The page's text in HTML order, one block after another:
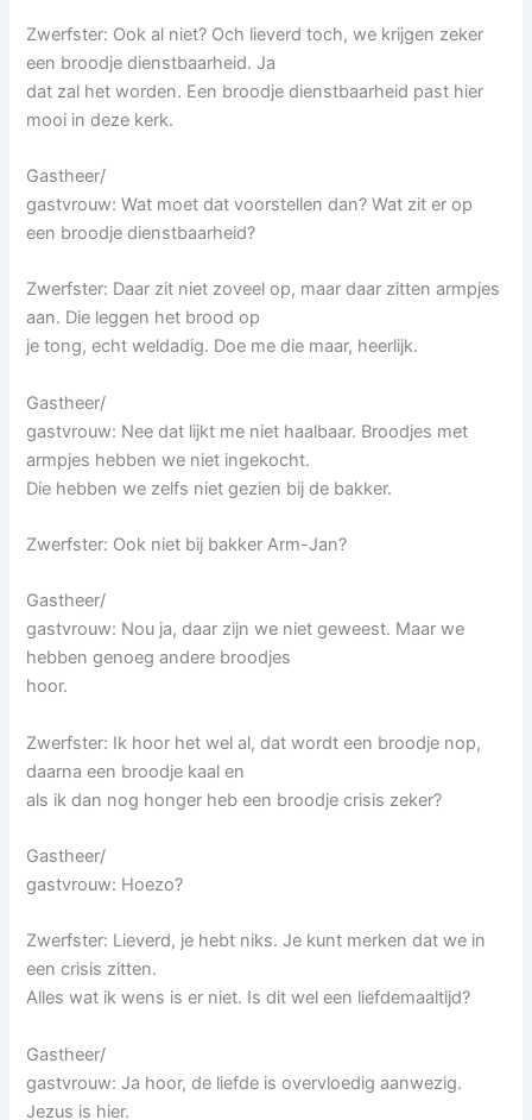
Zwerfster: Ook al niet? Och lieverd toch, we krijgen zeker
een broodje dienstbaarheid. Ja
dat zal het worden. Een broodje dienstbaarheid past hier
mooi in deze kerk.
Gastheer/
gastvrouw: Wat moet dat voorstellen dan? Wat zit er op
een broodje dienstbaarheid?
Zwerfster: Daar zit niet zoveel op, maar daar zitten armpjes
aan. Die leggen het brood op
je tong, echt weldadig. Doe me die maar, heerlijk.
Gastheer/
gastvrouw: Nee dat lijkt me niet haalbaar. Broodjes met
armpjes hebben we niet ingekocht.
Die hebben we zelfs niet gezien bij de bakker.
Zwerfster: Ook niet bij bakker Arm-Jan?
Gastheer/
gastvrouw: Nou ja, daar zijn we niet geweest. Maar we
hebben genoeg andere broodjes
hoor.
Zwerfster: Ik hoor het wel al, dat wordt een broodje nop,
daarna een broodje kaal en
als ik dan nog honger heb een broodje crisis zeker?
Gastheer/
gastvrouw: Hoezo?
Zwerfster: Lieverd, je hebt niks. Je kunt merken dat we in
een crisis zitten.
Alles wat ik wens is er niet. Is dit wel een liefdemaaltijd?
Gastheer/
gastvrouw: Ja hoor, de liefde is overvloedig aanwezig.
Jezus is hier.